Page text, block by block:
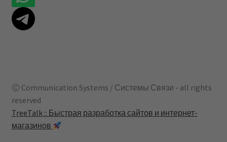
Ⓒ Communication Systems / Системы Связи - all rights
reserved
TreeTalk :: Быстрая разработка сайтов и интернет-
магазинов